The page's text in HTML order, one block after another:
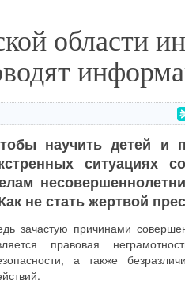
области
научить детей и
ситуациях
не стать жертвой
зачастую причинами
правовая
а также